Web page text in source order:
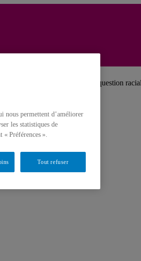
les intellectuels juifs et la question
nous permettent d’améliorer
les statistiques de
« Préférences ».
Tout refuser